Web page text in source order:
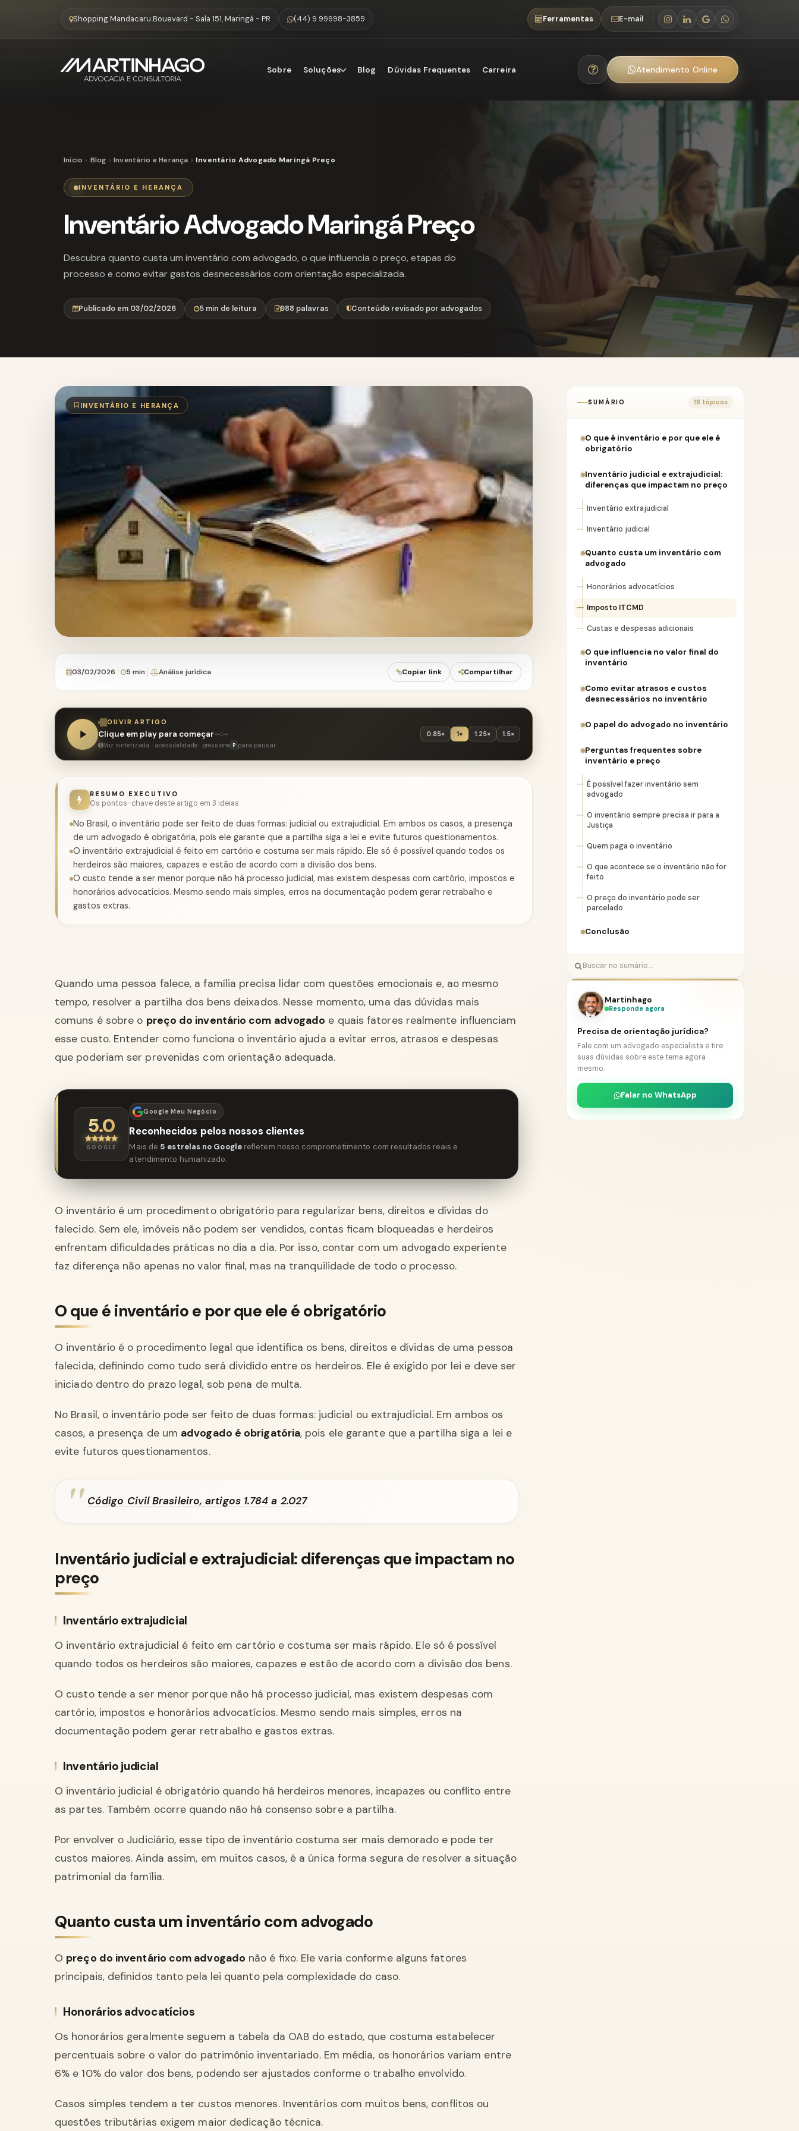
Shopping Mandacaru Bouevard - Sala 151, Maringá - PR (44) 9 99998-3859 Ferramentas E-mail
Sobre Soluções Blog Dúvidas Frequentes Carreira Atendimento Online
Início Blog Inventário e Herança Inventário Advogado Maringá Preço
INVENTÁRIO E HERANÇA
Inventário Advogado Maringá Preço
Descubra quanto custa um inventário com advogado, o que influencia o preço, etapas do
processo e como evitar gastos desnecessários com orientação especializada.
Publicado em 03/02/2026 5 min de leitura 988 palavras Conteúdo revisado por advogados
INVENTÁRIO E HERANÇA
03/02/2026 5 min Análise jurídica Copiar link Compartilhar
OUVIR ARTIGO
Clique em play para começar—:— 0.85× 1× 1.25× 1.5×
Voz sintetizada · acessibilidade · pressione P para pausar
RESUMO EXECUTIVO
Os pontos-chave deste artigo em 3 ideias
No Brasil, o inventário pode ser feito de duas formas: judicial ou extrajudicial. Em ambos os casos, a presença
de um advogado é obrigatória, pois ele garante que a partilha siga a lei e evite futuros questionamentos.
O inventário extrajudicial é feito em cartório e costuma ser mais rápido. Ele só é possível quando todos os
herdeiros são maiores, capazes e estão de acordo com a divisão dos bens.
O custo tende a ser menor porque não há processo judicial, mas existem despesas com cartório, impostos e
honorários advocatícios. Mesmo sendo mais simples, erros na documentação podem gerar retrabalho e
gastos extras.
Quando uma pessoa falece, a família precisa lidar com questões emocionais e, ao mesmo
tempo, resolver a partilha dos bens deixados. Nesse momento, uma das dúvidas mais
comuns é sobre o preço do inventário com advogado e quais fatores realmente influenciam
esse custo. Entender como funciona o inventário ajuda a evitar erros, atrasos e despesas
que poderiam ser prevenidas com orientação adequada.
5.0
GOOGLE
Google Meu Negócio
Reconhecidos pelos nossos clientes
Mais de 5 estrelas no Googlerefletem nosso comprometimento com resultados reais e
atendimento humanizado.
O inventário é um procedimento obrigatório para regularizar bens, direitos e dívidas do
falecido. Sem ele, imóveis não podem ser vendidos, contas ficam bloqueadas e herdeiros
enfrentam dificuldades práticas no dia a dia. Por isso, contar com um advogado experiente
faz diferença não apenas no valor final, mas na tranquilidade de todo o processo.
O que é inventário e por que ele é obrigatório
O inventário é o procedimento legal que identifica os bens, direitos e dívidas de uma pessoa
falecida, definindo como tudo será dividido entre os herdeiros. Ele é exigido por lei e deve ser
iniciado dentro do prazo legal, sob pena de multa.
No Brasil, o inventário pode ser feito de duas formas: judicial ou extrajudicial. Em ambos os
casos, a presença de um advogado é obrigatória, pois ele garante que a partilha siga a lei e
evite futuros questionamentos.
Código Civil Brasileiro, artigos 1.784 a 2.027
Inventário judicial e extrajudicial: diferenças que impactam no
preço
Inventário extrajudicial
O inventário extrajudicial é feito em cartório e costuma ser mais rápido. Ele só é possível
quando todos os herdeiros são maiores, capazes e estão de acordo com a divisão dos bens.
O custo tende a ser menor porque não há processo judicial, mas existem despesas com
cartório, impostos e honorários advocatícios. Mesmo sendo mais simples, erros na
documentação podem gerar retrabalho e gastos extras.
Inventário judicial
O inventário judicial é obrigatório quando há herdeiros menores, incapazes ou conflito entre
as partes. Também ocorre quando não há consenso sobre a partilha.
Por envolver o Judiciário, esse tipo de inventário costuma ser mais demorado e pode ter
custos maiores. Ainda assim, em muitos casos, é a única forma segura de resolver a situação
patrimonial da família.
Quanto custa um inventário com advogado
O preço do inventário com advogado não é fixo. Ele varia conforme alguns fatores
principais, definidos tanto pela lei quanto pela complexidade do caso.
Honorários advocatícios
Os honorários geralmente seguem a tabela da OAB do estado, que costuma estabelecer
percentuais sobre o valor do patrimônio inventariado. Em média, os honorários variam entre
6% e 10% do valor dos bens, podendo ser ajustados conforme o trabalho envolvido.
Casos simples tendem a ter custos menores. Inventários com muitos bens, conflitos ou
questões tributárias exigem maior dedicação técnica.
SUMÁRIO 18 tópicos
O que é inventário e por que ele é
obrigatório
Inventário judicial e extrajudicial:
diferenças que impactam no preço
Inventário extrajudicial
Inventário judicial
Quanto custa um inventário com
advogado
Honorários advocatícios
Imposto ITCMD
Custas e despesas adicionais
O que influencia no valor final do
inventário
Como evitar atrasos e custos
desnecessários no inventário
O papel do advogado no inventário
Perguntas frequentes sobre
inventário e preço
É possível fazer inventário sem
advogado
O inventário sempre precisa ir para a
Justiça
Quem paga o inventário
O que acontece se o inventário não for
feito
O preço do inventário pode ser
parcelado
Conclusão
Martinhago
Responde agora
Precisa de orientação jurídica?
Fale com um advogado especialista e tire
suas dúvidas sobre este tema agora
mesmo.
Falar no WhatsApp